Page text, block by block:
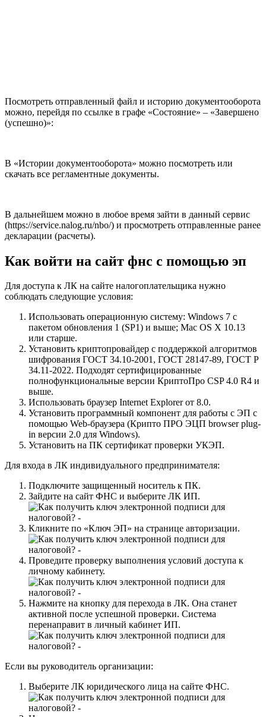
Посмотреть отправленный файл и историю документооборота
можно, перейдя по ссылке в графе «Состояние» – «Завершено
(успешно)»:
В «Истории документооборота» можно посмотреть или
скачать все регламентные документы.
В дальнейшем можно в любое время зайти в данный сервис
(https://service.nalog.ru/nbo/) и просмотреть отправленные ранее
декларации (расчеты).
Как войти на сайт фнс с помощью эп
Для доступа к ЛК на сайте налогоплательщика нужно
соблюдать следующие условия:
Использовать операционную систему: Windows 7 с
пакетом обновления 1 (SP1) и выше; Mac OS X 10.13
или старше.
Установить криптопровайдер с поддержкой алгоритмов
шифрования ГОСТ 34.10-2001, ГОСТ 28147-89, ГОСТ Р
34.11-2022. Подходят сертифицированные
полнофункциональные версии КриптоПро CSP 4.0 R4 и
выше.
Использовать браузер Internet Explorer от 8.0.
Установить программный компонент для работы с ЭП с
помощью Web-браузера (Крипто ПРО ЭЦП browser plug-
in версии 2.0 для Windows).
Установить на ПК сертификат проверки УКЭП.
Для входа в ЛК индивидуального предпринимателя:
Подключите защищенный носитель к ПК.
Зайдите на сайт ФНС и выберите ЛК ИП.
Кликните по «Ключ ЭП» на странице авторизации.
Проведите проверку выполнения условий доступа к
личному кабинету.
Нажмите на кнопку для перехода в ЛК. Она станет
активной после успешной проверки. Система
перенаправит в личный кабинет ИП.
Если вы руководитель организации:
Выберите ЛК юридического лица на сайте ФНС.